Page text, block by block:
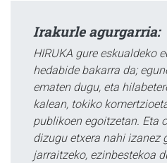
Irakurle agurgarria:
HIRUKA gure eskualdeko
hedabide bakarra da;
ematen dugu, eta
kalean, tokiko
publikoen egoitzetan. Eta
dizugu etxera nahi izanez
jarraitzeko, ezinbestekoa